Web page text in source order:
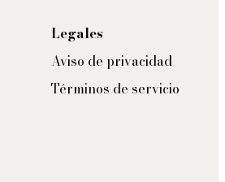
Legales
Aviso de privacidad
Términos de servicio